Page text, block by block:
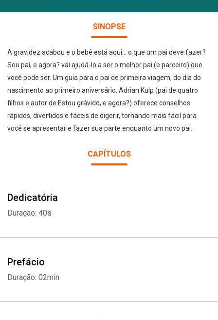
SINOPSE
A gravidez acabou e o bebê está aqui... o que um pai deve fazer?
Sou pai, e agora? vai ajudá-lo a ser o melhor pai (e parceiro) que
você pode ser. Um guia para o pai de primeira viagem, do dia do
nascimento ao primeiro aniversário. Adrian Kulp (pai de quatro
filhos e autor de Estou grávido, e agora?) oferece conselhos
rápidos, divertidos e fáceis de digerir, tornando mais fácil para
você se apresentar e fazer sua parte enquanto um novo pai.
CAPÍTULOS
Dedicatória
Duração: 40s
Prefácio
Duração: 02min